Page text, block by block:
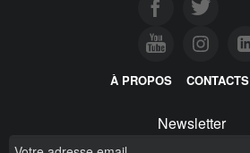
À PROPOS CONTACTS
Newsletter